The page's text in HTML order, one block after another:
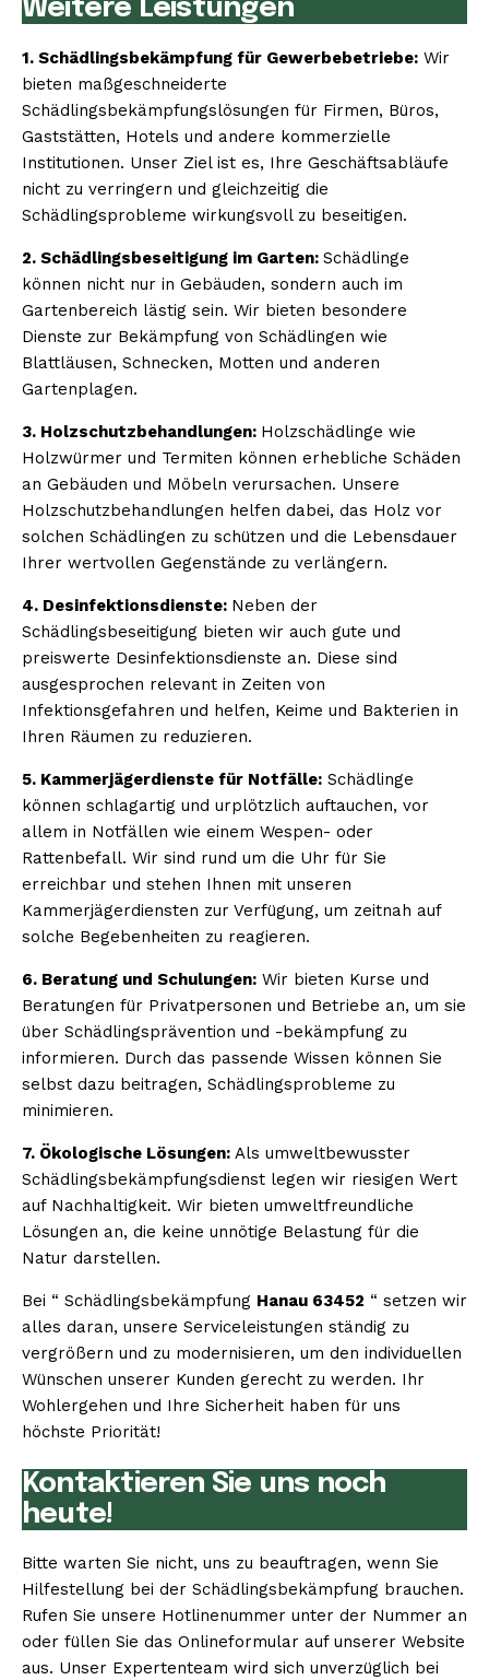
Weitere Leistungen
1. Schädlingsbekämpfung für Gewerbebetriebe: Wir
bieten maßgeschneiderte
Schädlingsbekämpfungslösungen für Firmen, Büros,
Gaststätten, Hotels und andere kommerzielle
Institutionen. Unser Ziel ist es, Ihre Geschäftsabläufe
nicht zu verringern und gleichzeitig die
Schädlingsprobleme wirkungsvoll zu beseitigen.
2. Schädlingsbeseitigung im Garten: Schädlinge
können nicht nur in Gebäuden, sondern auch im
Gartenbereich lästig sein. Wir bieten besondere
Dienste zur Bekämpfung von Schädlingen wie
Blattläusen, Schnecken, Motten und anderen
Gartenplagen.
3. Holzschutzbehandlungen: Holzschädlinge wie
Holzwürmer und Termiten können erhebliche Schäden
an Gebäuden und Möbeln verursachen. Unsere
Holzschutzbehandlungen helfen dabei, das Holz vor
solchen Schädlingen zu schützen und die Lebensdauer
Ihrer wertvollen Gegenstände zu verlängern.
4. Desinfektionsdienste: Neben der
Schädlingsbeseitigung bieten wir auch gute und
preiswerte Desinfektionsdienste an. Diese sind
ausgesprochen relevant in Zeiten von
Infektionsgefahren und helfen, Keime und Bakterien in
Ihren Räumen zu reduzieren.
5. Kammerjägerdienste für Notfälle: Schädlinge
können schlagartig und urplötzlich auftauchen, vor
allem in Notfällen wie einem Wespen- oder
Rattenbefall. Wir sind rund um die Uhr für Sie
erreichbar und stehen Ihnen mit unseren
Kammerjägerdiensten zur Verfügung, um zeitnah auf
solche Begebenheiten zu reagieren.
6. Beratung und Schulungen: Wir bieten Kurse und
Beratungen für Privatpersonen und Betriebe an, um sie
über Schädlingsprävention und -bekämpfung zu
informieren. Durch das passende Wissen können Sie
selbst dazu beitragen, Schädlingsprobleme zu
minimieren.
7. Ökologische Lösungen: Als umweltbewusster
Schädlingsbekämpfungsdienst legen wir riesigen Wert
auf Nachhaltigkeit. Wir bieten umweltfreundliche
Lösungen an, die keine unnötige Belastung für die
Natur darstellen.
Bei “ Schädlingsbekämpfung Hanau 63452 “ setzen wir
alles daran, unsere Serviceleistungen ständig zu
vergrößern und zu modernisieren, um den individuellen
Wünschen unserer Kunden gerecht zu werden. Ihr
Wohlergehen und Ihre Sicherheit haben für uns
höchste Priorität!
Kontaktieren Sie uns noch
heute!
Bitte warten Sie nicht, uns zu beauftragen, wenn Sie
Hilfestellung bei der Schädlingsbekämpfung brauchen.
Rufen Sie unsere Hotlinenummer unter der Nummer an
oder füllen Sie das Onlineformular auf unserer Website
aus. Unser Expertenteam wird sich unverzüglich bei